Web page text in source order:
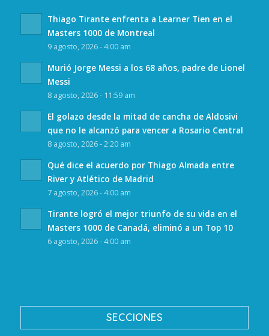
Thiago Tirante enfrenta a Learner Tien en el
Masters 1000 de Montreal
9 agosto, 2026 - 4:00 am
Murió Jorge Messi a los 68 años, padre de Lionel
Messi
8 agosto, 2026 - 11:59 am
El golazo desde la mitad de cancha de Aldosivi
que no le alcanzó para vencer a Rosario Central
8 agosto, 2026 - 2:20 am
Qué dice el acuerdo por Thiago Almada entre
River y Atlético de Madrid
7 agosto, 2026 - 4:00 am
Tirante logró el mejor triunfo de su vida en el
Masters 1000 de Canadá, eliminó a un Top 10
6 agosto, 2026 - 4:00 am
SECCIONES